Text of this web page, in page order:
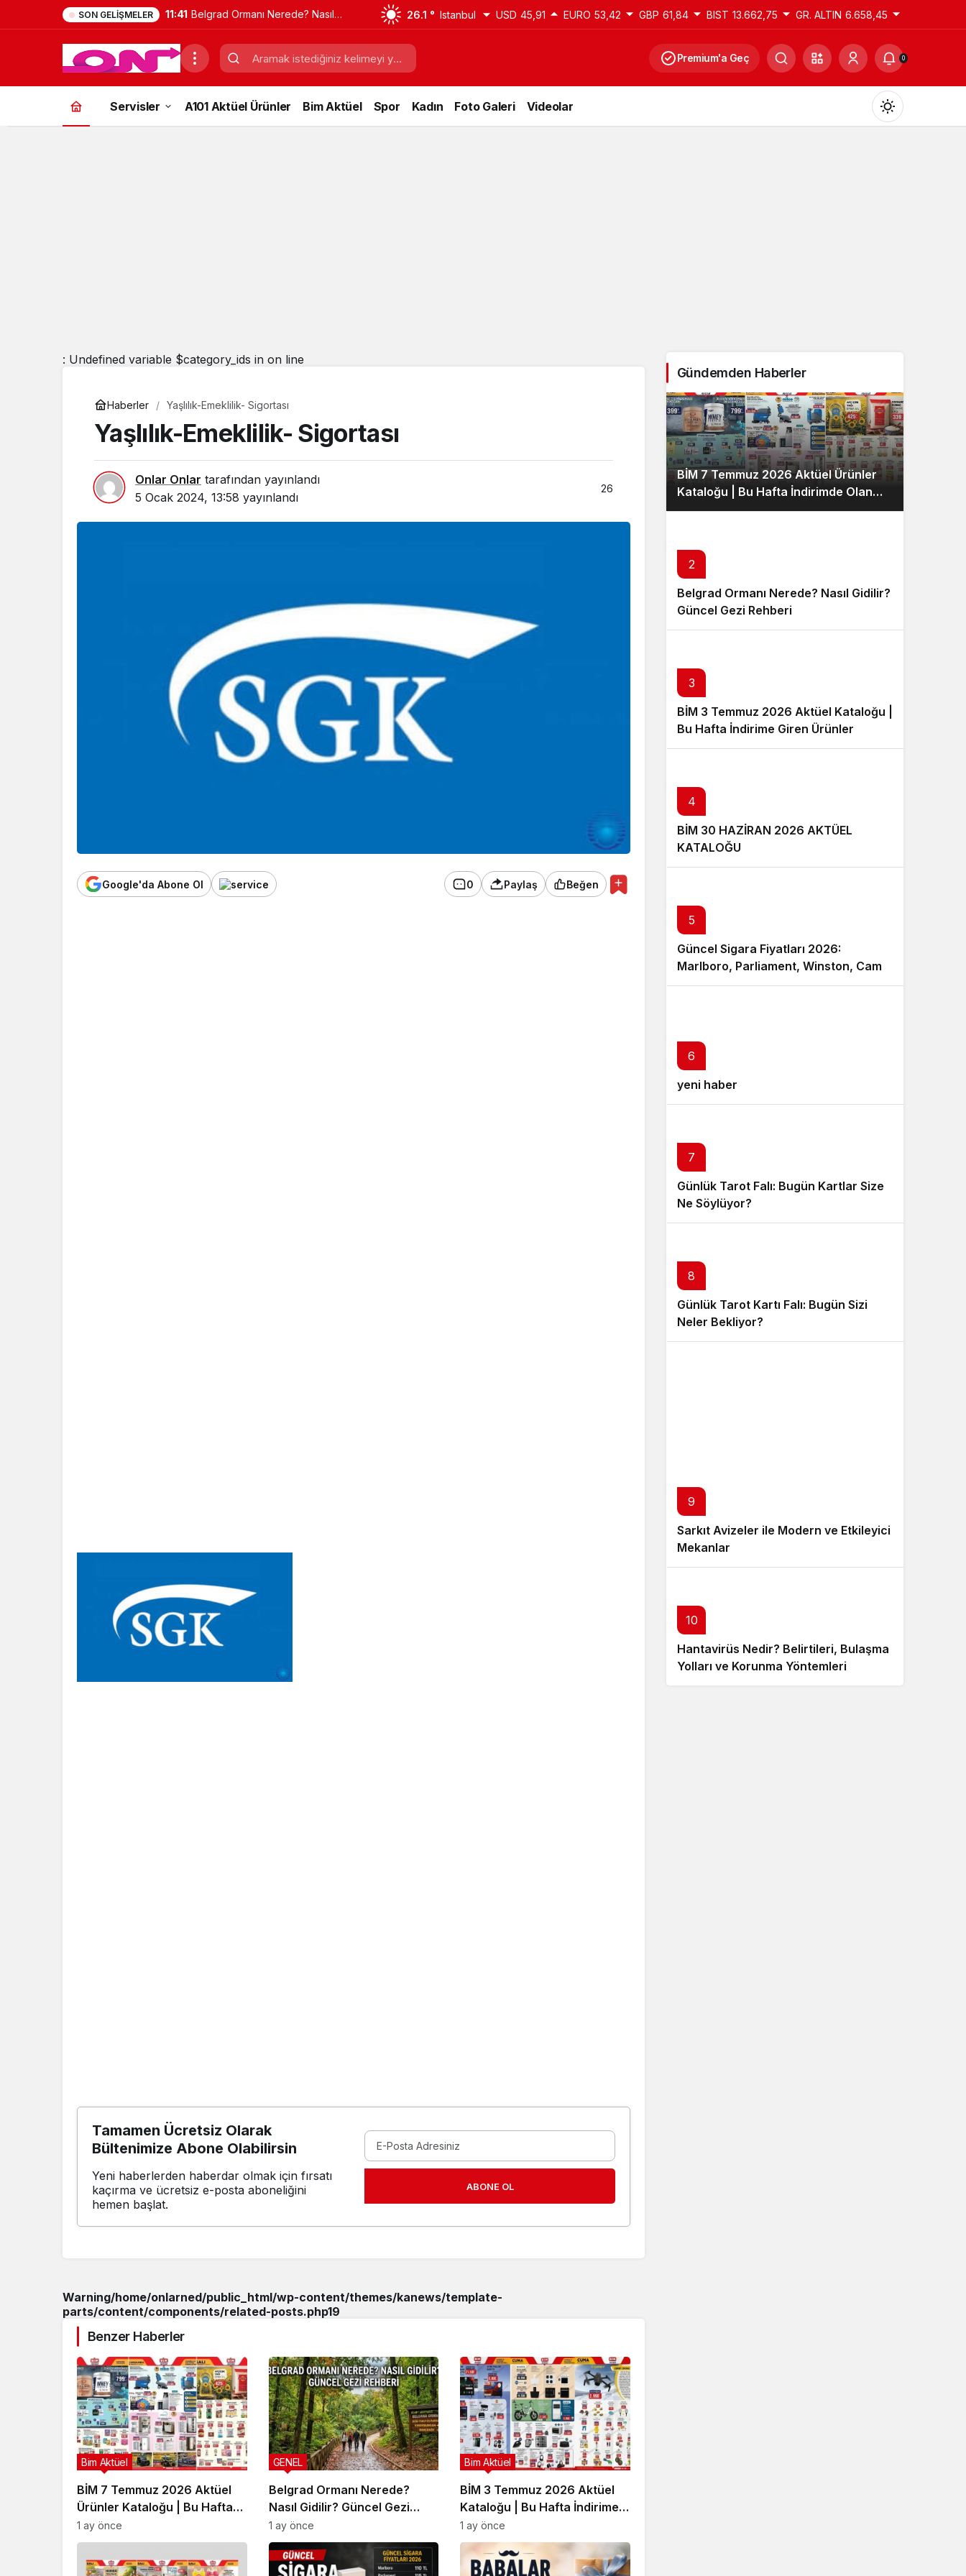
SON GELIŞMELER 11:41 Belgrad Ormanı Nerede? Nasıl
Gidilir? Güncel Gezi Rehberi
26.1 ° Istanbul USD 45,91 EURO 53,42 GBP 61,84 BIST 13.662,75 GR. ALTIN 6.658,45
Premium'a Geç 0
Servisler A101 Aktüel Ürünler Bim Aktüel Spor Kadın Foto Galeri Videolar
: Undefined variable $category_ids in on line
Haberler Yaşlılık-Emeklilik- Sigortası
Yaşlılık-Emeklilik- Sigortası
Onlar Onlar tarafından yayınlandı
5 Ocak 2024, 13:58 yayınlandı
26
Google'da Abone Ol 0 Paylaş Beğen
Tamamen Ücretsiz Olarak
Bültenimize Abone Olabilirsin
Yeni haberlerden haberdar olmak için fırsatı
kaçırma ve ücretsiz e-posta aboneliğini
hemen başlat.
ABONE OL
Warning/home/onlarned/public_html/wp-content/themes/kanews/template-
parts/content/components/related-posts.php19
Benzer Haberler
BİM 7 Temmuz 2026 Aktüel
Ürünler Kataloğu | Bu Hafta
İndirimde Olan Ürünler
Bim Aktüel
1 ay önce
Belgrad Ormanı Nerede?
Nasıl Gidilir? Güncel Gezi
Rehberi
GENEL
1 ay önce
BİM 3 Temmuz 2026 Aktüel
Kataloğu | Bu Hafta İndirime
Giren Ürünler
Bim Aktüel
1 ay önce
Gündemden Haberler
BİM 7 Temmuz 2026 Aktüel Ürünler
Kataloğu | Bu Hafta İndirimde Olan
Ürünler
2
Belgrad Ormanı Nerede? Nasıl Gidilir?
Güncel Gezi Rehberi
3
BİM 3 Temmuz 2026 Aktüel Kataloğu |
Bu Hafta İndirime Giren Ürünler
4
BİM 30 HAZİRAN 2026 AKTÜEL
KATALOĞU
5
Güncel Sigara Fiyatları 2026:
Marlboro, Parliament, Winston, Camel
ve Tüm Sigara Markalarının Zamlı
6
yeni haber
7
Günlük Tarot Falı: Bugün Kartlar Size
Ne Söylüyor?
8
Günlük Tarot Kartı Falı: Bugün Sizi
Neler Bekliyor?
9
Sarkıt Avizeler ile Modern ve Etkileyici
Mekanlar
10
Hantavirüs Nedir? Belirtileri, Bulaşma
Yolları ve Korunma Yöntemleri